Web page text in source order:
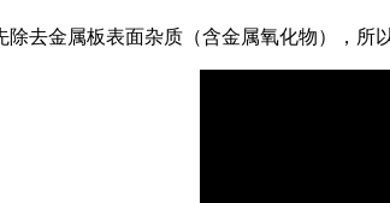
除去金属板表面杂质（含金属氧化物），所